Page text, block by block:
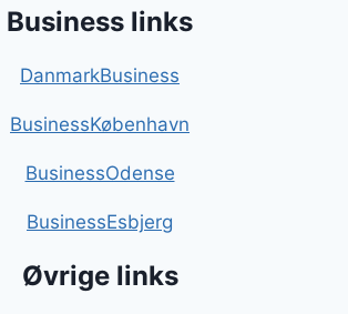
Business links
DanmarkBusiness
BusinessKøbenhavn
BusinessOdense
BusinessEsbjerg
Øvrige links